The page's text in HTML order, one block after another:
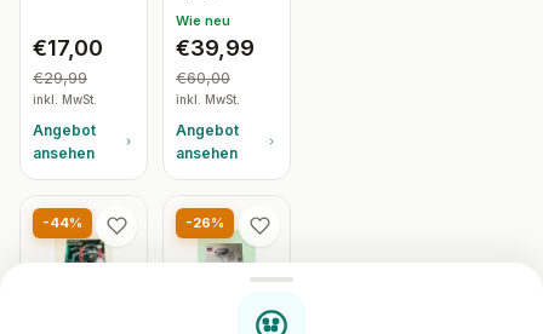
€17,00
€29,99
inkl. MwSt.
Angebot
ansehen
Schwarz -
Ø47cm -
Modern
Wie neu
€39,99
€60,00
inkl. MwSt.
Angebot
ansehen
-44% -26%